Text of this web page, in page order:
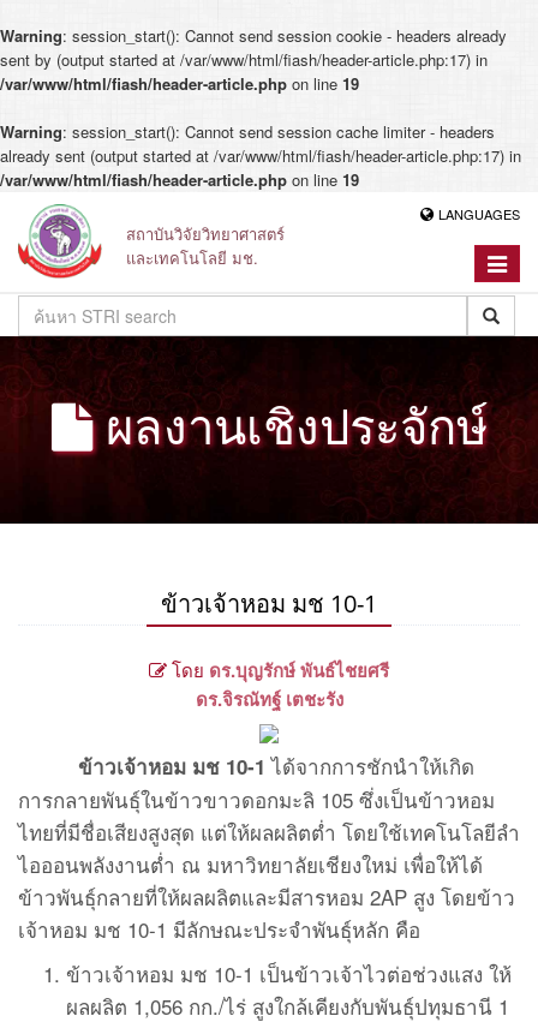
Warning: session_start(): Cannot send session cookie - headers already
sent by (output started at /var/www/html/fiash/header-article.php:17) in
/var/www/html/fiash/header-article.php on line 19
Warning: session_start(): Cannot send session cache limiter - headers
already sent (output started at /var/www/html/fiash/header-article.php:17) in
/var/www/html/fiash/header-article.php on line 19
สถาบันวิจัยวิทยาศาสตร์
และเทคโนโลยี มช.
LANGUAGES
Toggle
ผลงานเชิงประจักษ์
ข้าวเจ้าหอม มช 10-1
โดย ดร.บุญรักษ์ พันธ์ไชยศรี
ดร.จิรณัทฐ์ เตชะรัง
ข้าวเจ้าหอม มช 10-1 ได้จากการชักนำให้เกิด
การกลายพันธุ์ในข้าวขาวดอกมะลิ 105 ซึ่งเป็นข้าวหอม
ไทยที่มีชื่อเสียงสูงสุด แต่ให้ผลผลิตต่ำ โดยใช้เทคโนโลยีลำ
ไอออนพลังงานต่ำ ณ มหาวิทยาลัยเชียงใหม่ เพื่อให้ได้
ข้าวพันธุ์กลายที่ให้ผลผลิตและมีสารหอม 2AP สูง โดยข้าว
เจ้าหอม มช 10-1 มีลักษณะประจำพันธุ์หลัก คือ
ข้าวเจ้าหอม มช 10-1 เป็นข้าวเจ้าไวต่อช่วงแสง ให้
ผลผลิต 1,056 กก./ไร่ สูงใกล้เคียงกับพันธุ์ปทุมธานี 1